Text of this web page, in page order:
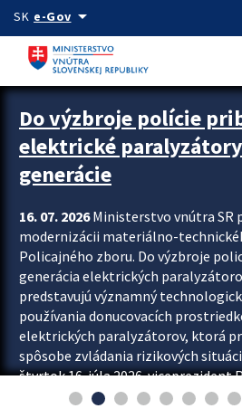
Preskocit na hlavný obsah
SK e-Govarrow_drop_down
Zastavit automatický posun upútavok
Do výzbroje polície
elektrické
generácie
16. 07. 2026Ministerstvo vnútra SR
modernizácii materiálno-
Policajného zboru. Do výzbroje
generácia elektrických
predstavujú významný
používania donucovacích
elektrických paralyzátorov, ktorá
spôsobe zvládania rizikových
štvrtok 16. júla 2026 viceprezident
Rastislav Polakovič a riaditeľ odboru